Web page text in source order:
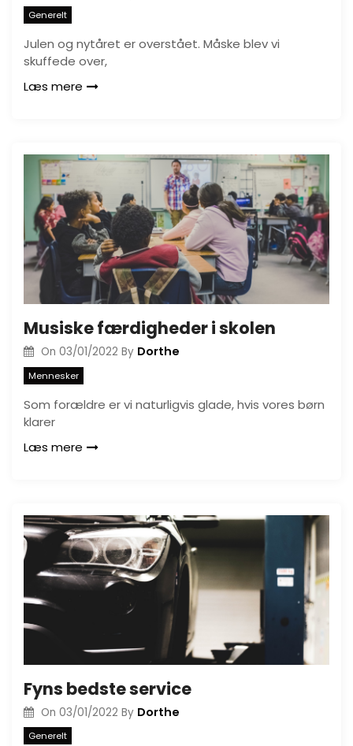
Generelt
Julen og nytåret er overstået. Måske blev vi
skuffede over,
Læs mere
Musiske færdigheder i skolen
On 03/01/2022 By Dorthe
Mennesker
Som forældre er vi naturligvis glade, hvis vores børn
klarer
Læs mere
Fyns bedste service
On 03/01/2022 By Dorthe
Generelt